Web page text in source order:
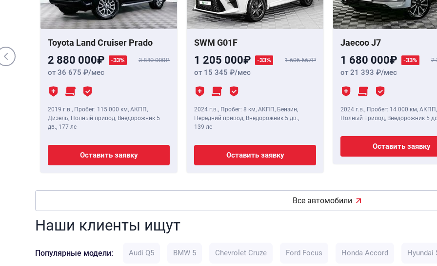
Toyota Land Cruiser Prado
2 880 000 -33% 3 840 000
от 36 675 /мес
2019 г.в., Пробег: 115 000 км, АКПП,
Дизель, Полный привод, Внедорожник 5
дв., 177 лс
Оставить заявку
SWM G01F
1 205 000 -33% 1 606 667
от 15 345 /мес
2024 г.в., Пробег: 8 км, АКПП, Бензин,
Передний привод, Внедорожник 5 дв.,
139 лс
Оставить заявку
Jaecoo J7
1 680 000 -33% 2
от 21 393 /мес
2024 г.в., Пробег: 14 000 км,
Полный привод, Внедорожник 5
Оставить заявку
Все автомобили
Наши клиенты ищут
Популярные модели: Audi Q5 BMW 5 Chevrolet Cruze Ford Focus Honda Accord Hyundai